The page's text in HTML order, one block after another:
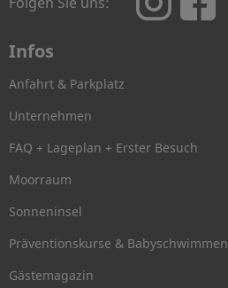
Infos
Anfahrt & Parkplatz
Unternehmen
FAQ + Lageplan + Erster Besuch
Moorraum
Sonneninsel
Präventionskurse & Babyschwimmen
Gästemagazin